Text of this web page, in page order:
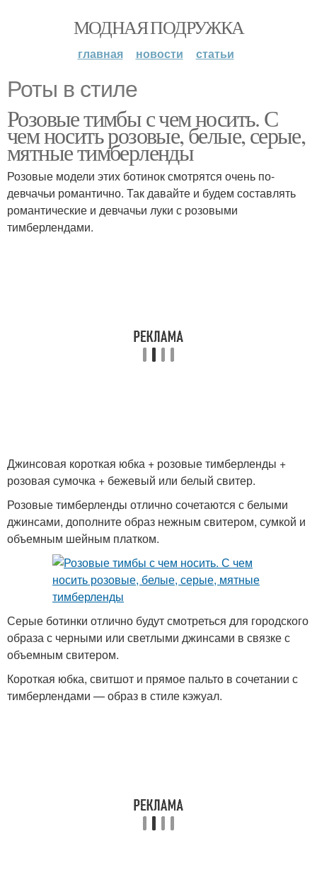
МОДНАЯ ПОДРУЖКА
главная новости статьи
Роты в стиле
Розовые тимбы с чем носить. С
чем носить розовые, белые, серые,
мятные тимберленды
Розовые модели этих ботинок смотрятся очень по-
девчачьи романтично. Так давайте и будем составлять
романтические и девчачьи луки с розовыми
тимберлендами.
Джинсовая короткая юбка + розовые тимберленды +
розовая сумочка + бежевый или белый свитер.
Розовые тимберленды отлично сочетаются с белыми
джинсами, дополните образ нежным свитером, сумкой и
объемным шейным платком.
Серые ботинки отлично будут смотреться для городского
образа с черными или светлыми джинсами в связке с
объемным свитером.
Короткая юбка, свитшот и прямое пальто в сочетании с
тимберлендами — образ в стиле кэжуал.